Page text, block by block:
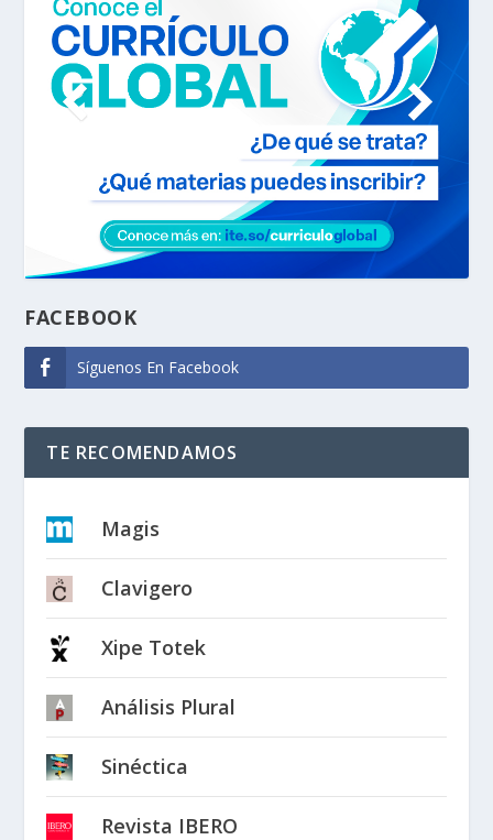
FACEBOOK
Síguenos En Facebook
TE RECOMENDAMOS
Magis
Clavigero
Xipe Totek
Análisis Plural
Sinéctica
Revista IBERO